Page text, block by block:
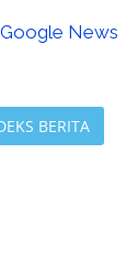
Google News
BERITA